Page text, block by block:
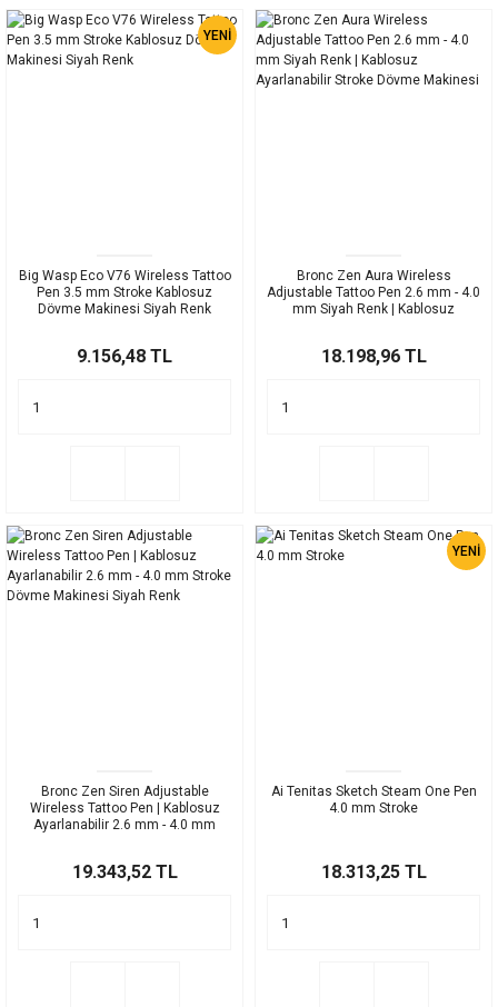
YENİ
Big Wasp Eco V76 Wireless Tattoo
Pen 3.5 mm Stroke Kablosuz
Dövme Makinesi Siyah Renk
9.156,48 TL
Bronc Zen Aura Wireless
Adjustable Tattoo Pen 2.6 mm - 4.0
mm Siyah Renk | Kablosuz
18.198,96 TL
Bronc Zen Siren Adjustable
Wireless Tattoo Pen | Kablosuz
Ayarlanabilir 2.6 mm - 4.0 mm
19.343,52 TL
YENİ
Ai Tenitas Sketch Steam One Pen
4.0 mm Stroke
18.313,25 TL